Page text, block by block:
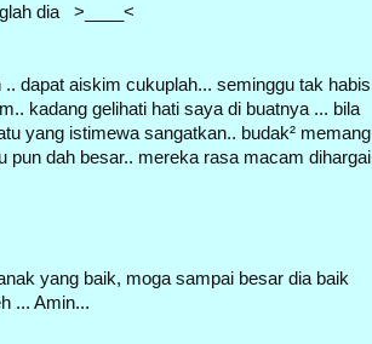
dia >____<
dapat aiskim cukuplah... seminggu tak habis
kadang gelihati hati saya di buatnya ... bila
yang istimewa sangatkan.. budak² memang
pun dah besar.. mereka rasa macam dihargai
yang baik, moga sampai besar dia baik
... Amin...